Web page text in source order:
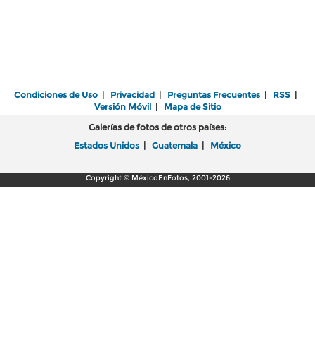
Condiciones de Uso | Privacidad | Preguntas Frecuentes | RSS |
Versión Móvil| Mapa de Sitio
Galerías de fotos de otros países:
Estados Unidos | Guatemala | México
Copyright © MéxicoEnFotos, 2001-2026